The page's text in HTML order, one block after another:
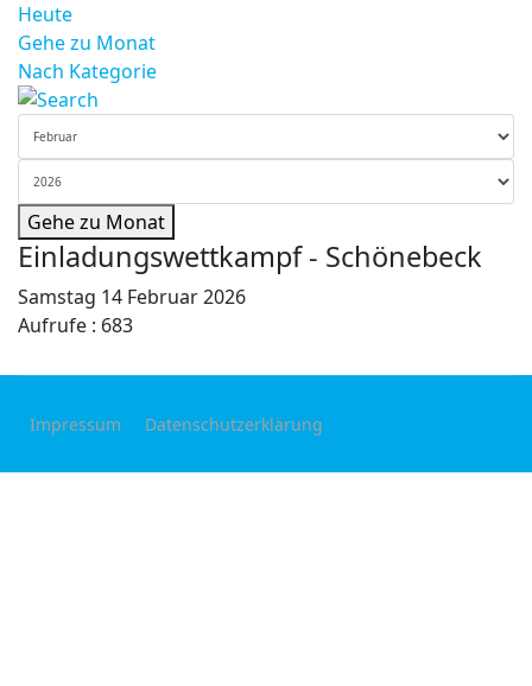
Heute
Gehe zu Monat
Nach Kategorie
Gehe zu Monat
Einladungswettkampf - Schönebeck
Samstag 14 Februar 2026
Aufrufe : 683
Impressum Datenschutzerklärung